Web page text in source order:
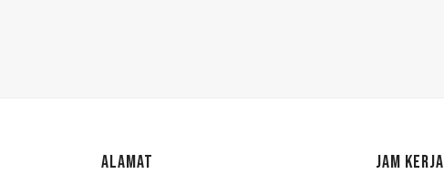
ALAMAT JAM KERJA